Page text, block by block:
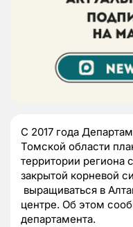
С 2017 года
Томской области
территории региона
закрытой корневой
выращиваться в
центре. Об этом
департамента.